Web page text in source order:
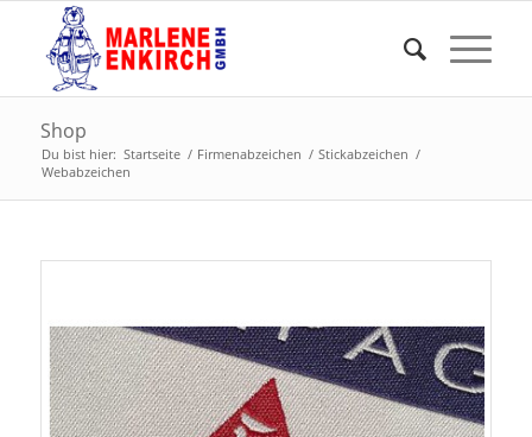
Shop
Du bist hier: Startseite / Firmenabzeichen / Stickabzeichen /
Webabzeichen